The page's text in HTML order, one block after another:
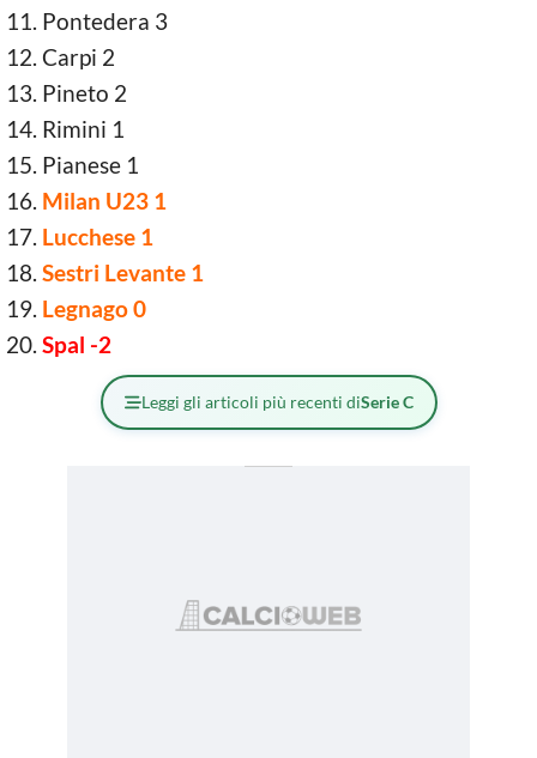
Pontedera 3
Carpi 2
Pineto 2
Rimini 1
Pianese 1
Milan U23 1
Lucchese 1
Sestri Levante 1
Legnago 0
Spal -2
Leggi gli articoli più recenti diSerie C